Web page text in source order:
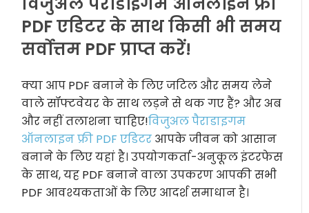
PDF एडिटर के साथ किसी भी समय
सर्वोत्तम PDF प्राप्त करें!
क्या आप PDF बनाने के लिए जटिल और समय लेने
वाले सॉफ्टवेयर के साथ लड़ने से थक गए हैं? और अब
और नहीं तलाशना चाहिए!विजुअल पैराडाइगम
ऑनलाइन फ्री PDF एडिटर आपके जीवन को आसान
बनाने के लिए यहां है। उपयोगकर्ता-अनुकूल इंटरफेस
के साथ, यह PDF बनाने वाला उपकरण आपकी सभी
PDF आवश्यकताओं के लिए आदर्श समाधान है।